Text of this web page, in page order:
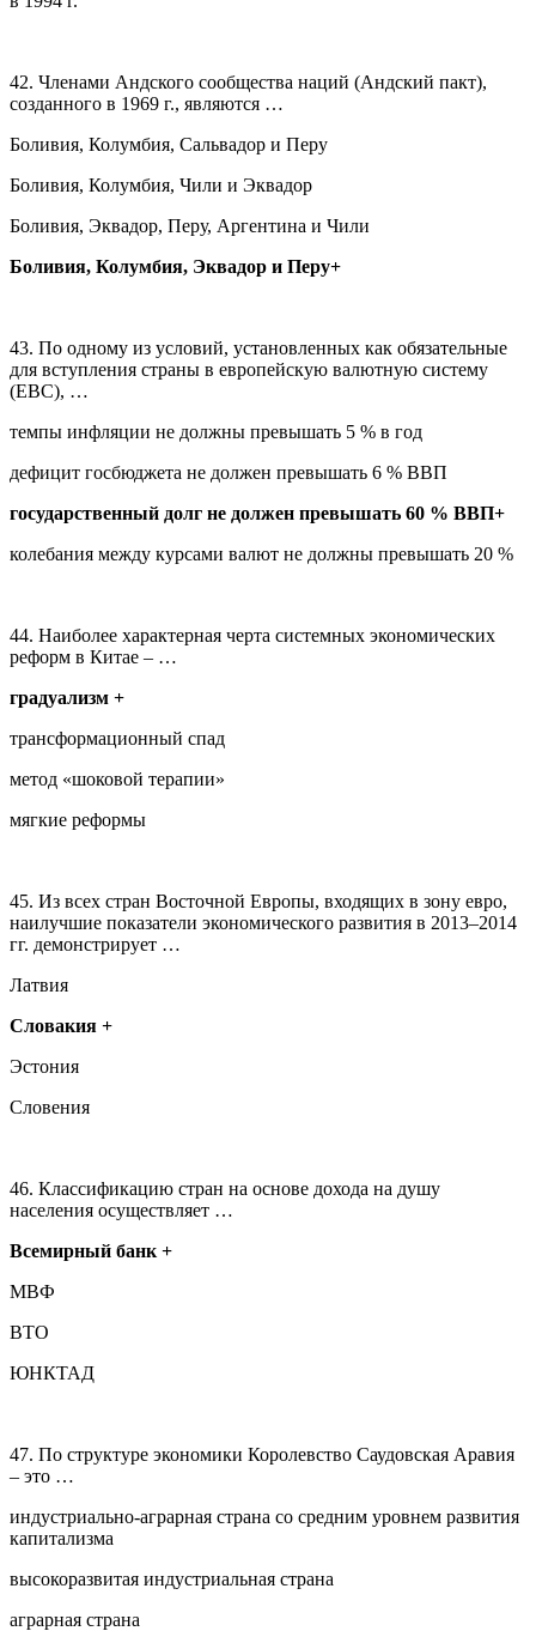
42. Членами Андского сообщества наций (Андский пакт),
созданного в 1969 г., являются …
Боливия, Колумбия, Сальвадор и Перу
Боливия, Колумбия, Чили и Эквадор
Боливия, Эквадор, Перу, Аргентина и Чили
Боливия, Колумбия, Эквадор и Перу+
43. По одному из условий, установленных как обязательные
для вступления страны в европейскую валютную систему
(ЕВС), …
темпы инфляции не должны превышать 5 % в год
дефицит госбюджета не должен превышать 6 % ВВП
государственный долг не должен превышать 60 % ВВП+
колебания между курсами валют не должны превышать 20 %
44. Наиболее характерная черта системных экономических
реформ в Китае – …
градуализм +
трансформационный спад
метод «шоковой терапии»
мягкие реформы
45. Из всех стран Восточной Европы, входящих в зону евро,
наилучшие показатели экономического развития в 2013–2014
гг. демонстрирует …
Латвия
Словакия +
Эстония
Словения
46. Классификацию стран на основе дохода на душу
населения осуществляет …
Всемирный банк +
МВФ
ВТО
ЮНКТАД
47. По структуре экономики Королевство Саудовская Аравия
– это …
индустриально-аграрная страна со средним уровнем развития
капитализма
высокоразвитая индустриальная страна
аграрная страна